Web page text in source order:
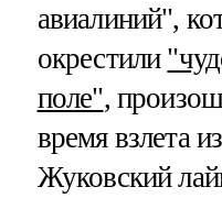
авиалиний",
окрестили
поле",
время взлета
Жуковский